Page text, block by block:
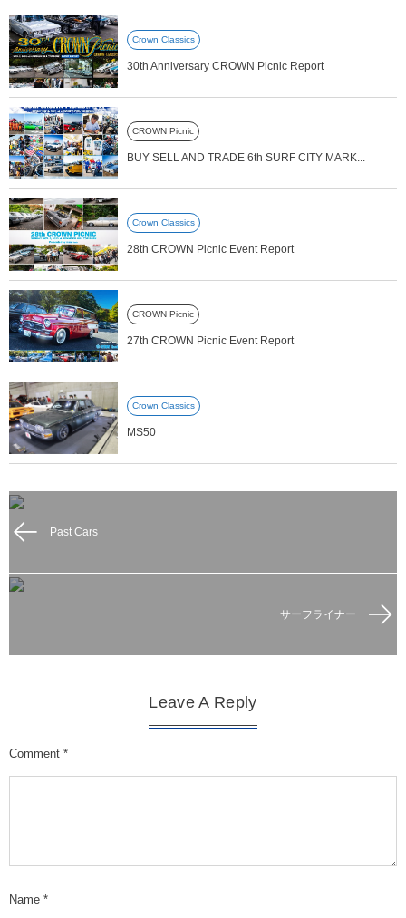
Crown Classics
30th Anniversary CROWN Picnic Report
CROWN Picnic
BUY SELL AND TRADE 6th SURF CITY MARK...
Crown Classics
28th CROWN Picnic Event Report
CROWN Picnic
27th CROWN Picnic Event Report
Crown Classics
MS50
Past Cars
サーフライナー
Leave A Reply
Comment *
Name *